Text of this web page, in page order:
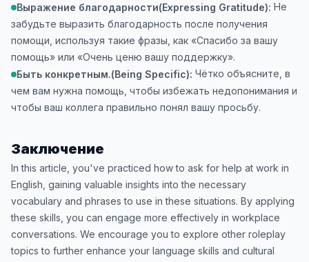
Выражение благодарности(Expressing Gratitude): Не
забудьте выразить благодарность после получения
помощи, используя такие фразы, как «Спасибо за вашу
помощь» или «Очень ценю вашу поддержку».
Быть конкретным.(Being Specific): Чётко объясните, в
чем вам нужна помощь, чтобы избежать недопонимания и
чтобы ваш коллега правильно понял вашу просьбу.
Заключение
In this article, you've practiced how to ask for help at work in
English, gaining valuable insights into the necessary
vocabulary and phrases to use in these situations. By applying
these skills, you can engage more effectively in workplace
conversations. We encourage you to explore other roleplay
topics to further enhance your language skills and cultural